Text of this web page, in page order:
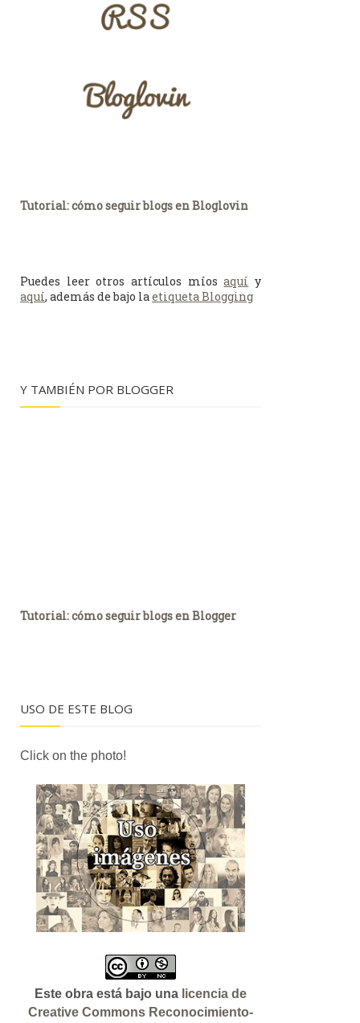
Tutorial: cómo seguir blogs en Bloglovin
Puedes leer otros artículos míosaquí y
aquí, además de bajo laetiqueta Blogging
Y TAMBIÉN POR BLOGGER
Tutorial: cómo seguir blogs en Blogger
USO DE ESTE BLOG
Click on the photo!
Este obra está bajo una licencia de
Creative Commons Reconocimiento-